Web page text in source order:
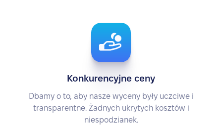
Konkurencyjne ceny
Dbamy o to, aby nasze wyceny były uczciwe i
transparentne. Żadnych ukrytych kosztów i
niespodzianek.